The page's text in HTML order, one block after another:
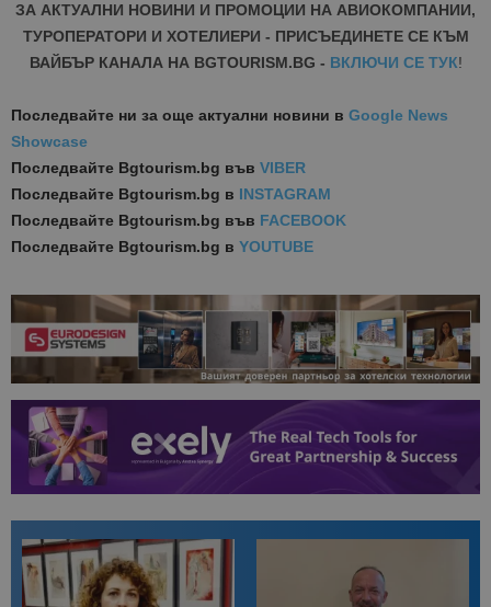
ЗА АКТУАЛНИ НОВИНИ И ПРОМОЦИИ НА АВИОКОМПАНИИ,
ТУРОПЕРАТОРИ И ХОТЕЛИЕРИ - ПРИСЪЕДИНЕТЕ СЕ КЪМ
ВАЙБЪР КАНАЛА НА BGTOURISM.BG - ВКЛЮЧИ СЕ ТУК!
Последвайте ни за още актуални новини в Google News
Showcase
Последвайте Bgtourism.bg във VIBER
Последвайте Bgtourism.bg в INSTAGRAM
Последвайте Bgtourism.bg във FACEBOOK
Последвайте Bgtourism.bg в YOUTUBE